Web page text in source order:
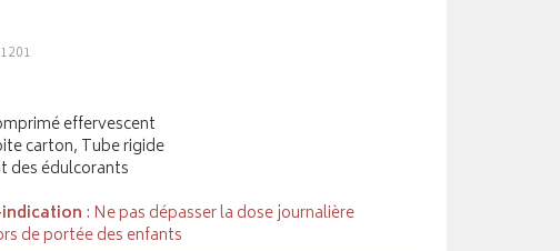
effervescent
carton, Tube rigide
des édulcorants
: Ne pas dépasser la dose journalière
de portée des enfants